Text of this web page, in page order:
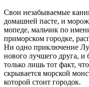
Свои незабываемые
домашней пасте, и
мопеде, мальчик по
приморском городке,
Ни одно приключение
нового лучшего друга, и
только лишь тот факт,
скрывается морской
которой стоит городок.